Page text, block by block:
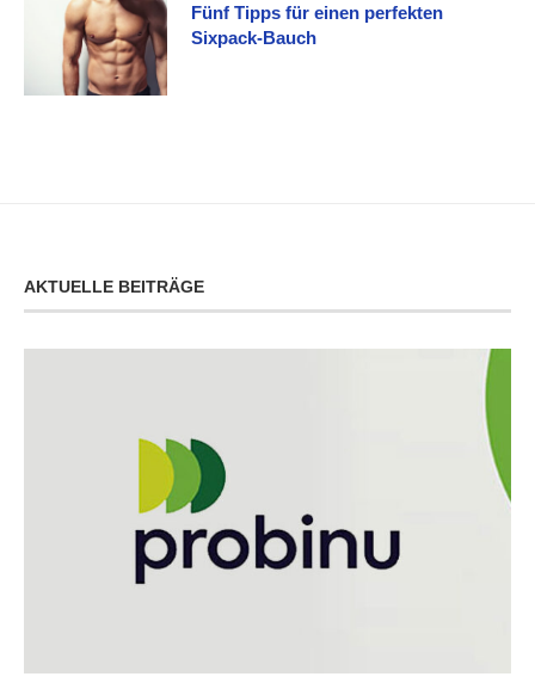
Fünf Tipps für einen perfekten
Sixpack-Bauch
AKTUELLE BEITRÄGE